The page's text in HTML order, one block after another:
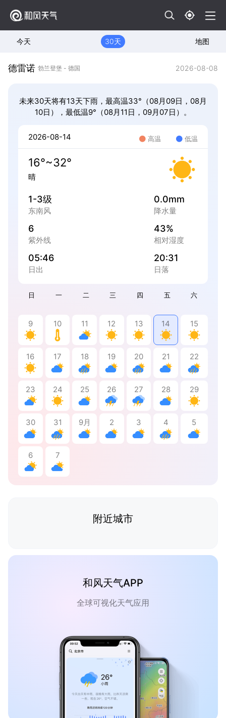
今天 30天 地图
德雷诺 勃兰登堡 - 德国 2026-08-08
未来30天将有13天下雨，最高温33°（08月09日，08月
10日），最低温9°（08月11日，09月07日）。
日 一 二 三 四 五 六
9 10 11 12 13 14 15
16 17 18 19 20 21 22
23 24 25 26 27 28 29
30 31 9月 2 3 4 5
6 7
2026-08-14 高温 低温
16°~32°
晴
1-3级
东南风
0.0mm
降水量
6
紫外线
43%
相对湿度
05:46
日出
20:31
日落
附近城市
和风天气APP
全球可视化天气应用